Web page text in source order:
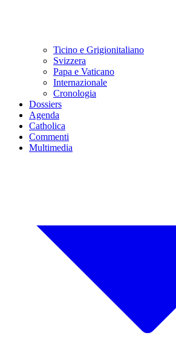
Ticino e Grigionitaliano
Svizzera
Papa e Vaticano
Internazionale
Cronologia
Dossiers
Agenda
Catholica
Commenti
Multimedia